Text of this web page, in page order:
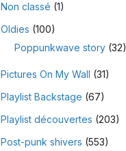
Non classé (1)
Oldies (100)
Poppunkwave story(32)
Pictures On My Wall (31)
Playlist Backstage (67)
Playlist découvertes (203)
Post-punk shivers (553)